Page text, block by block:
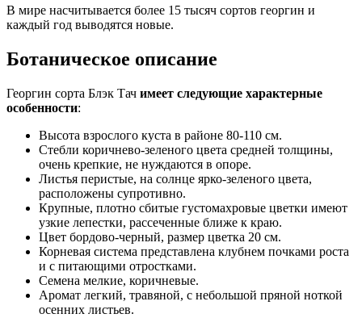
В мире насчитывается более 15 тысяч сортов георгин и
каждый год выводятся новые.
Ботаническое описание
Георгин сорта Блэк Тач имеет следующие характерные
особенности:
Высота взрослого куста в районе 80-110 см.
Стебли коричнево-зеленого цвета средней толщины,
очень крепкие, не нуждаются в опоре.
Листья перистые, на солнце ярко-зеленого цвета,
расположены супротивно.
Крупные, плотно сбитые густомахровые цветки имеют
узкие лепестки, рассеченные ближе к краю.
Цвет бордово-черный, размер цветка 20 см.
Корневая система представлена клубнем почками роста
и с питающими отростками.
Семена мелкие, коричневые.
Аромат легкий, травяной, с небольшой пряной ноткой
осенних листьев.